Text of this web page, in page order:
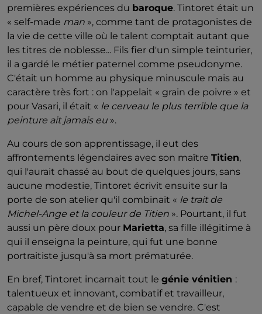
premières expériences du baroque. Tintoret était un
« self-made man », comme tant de protagonistes de
la vie de cette ville où le talent comptait autant que
les titres de noblesse... Fils fier d'un simple teinturier,
il a gardé le métier paternel comme pseudonyme.
C'était un homme au physique minuscule mais au
caractère très fort : on l'appelait « grain de poivre » et
pour Vasari, il était « le cerveau le plus terrible que la
peinture ait jamais eu ».
Au cours de son apprentissage, il eut des
affrontements légendaires avec son maître Titien,
qui l'aurait chassé au bout de quelques jours, sans
aucune modestie, Tintoret écrivit ensuite sur la
porte de son atelier qu'il combinait « le trait de
Michel-Ange et la couleur de Titien ». Pourtant, il fut
aussi un père doux pour Marietta, sa fille illégitime à
qui il enseigna la peinture, qui fut une bonne
portraitiste jusqu'à sa mort prématurée.
En bref, Tintoret incarnait tout le génie vénitien :
talentueux et innovant, combatif et travailleur,
capable de vendre et de bien se vendre. C'est